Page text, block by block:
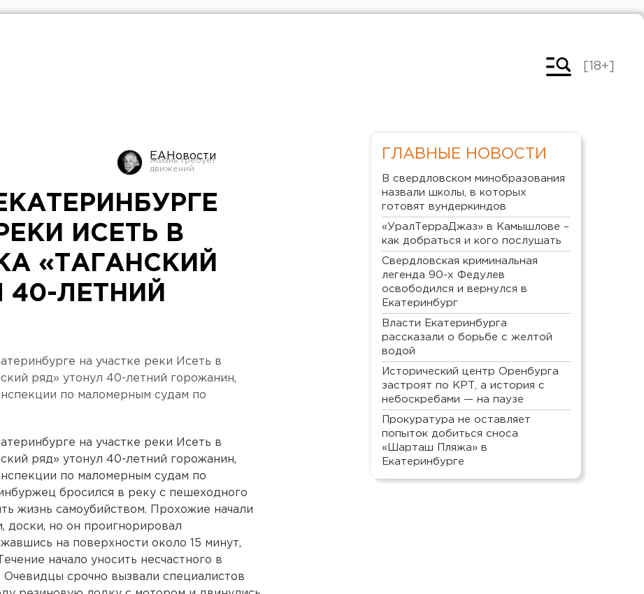
[18+]
ЕАНовости
ИСЕТЬ В
«ТАГАНСКИЙ
40-ЛЕТНИЙ
на участке реки Исеть в
ряд» утонул 40-летний горожанин,
по маломерным судам по
на участке реки Исеть в
ряд» утонул 40-летний горожанин,
по маломерным судам по
бросился в реку с пешеходного
жизнь самоубийством. Прохожие начали
доски, но он проигнорировал
на поверхности около 15 минут,
начало уносить несчастного в
срочно вызвали специалистов
ГЛАВНЫЕ НОВОСТИ
В свердловском минобразования
назвали школы, в которых
готовят вундеркиндов
«УралТерраДжаз» в Камышлове –
как добраться и кого послушать
Свердловская криминальная
легенда 90-х Федулев
освободился и вернулся в
Екатеринбург
Власти Екатеринбурга
рассказали о борьбе с желтой
водой
Исторический центр Оренбурга
застроят по КРТ, а история с
небоскребами — на паузе
Прокуратура не оставляет
попыток добиться сноса
«Шарташ Пляжа» в
Екатеринбурге